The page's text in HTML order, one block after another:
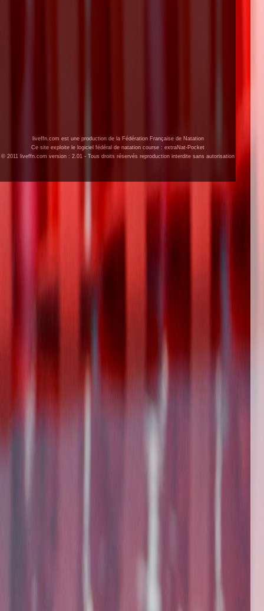
liveffn.com est une production de la Fédération Française de Natation
Ce site exploite le logiciel fédéral de natation course : extraNat-Pocket
© 2011 liveffn.com version : 2.01 - Tous droits réservés reproduction interdite sans autorisation